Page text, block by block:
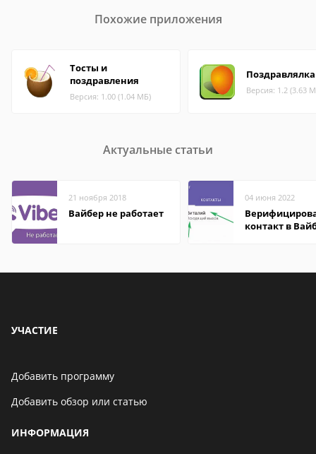
Похожие приложения
Тосты и
поздравления
Версия: 1.00 (1.04 МБ)
Поздравлялка
Версия: 1.2 (3.63
Актуальные статьи
21 ноября 2018
Вайбер не работает
04 июня 2022
контакт в
УЧАСТИЕ
Добавить программу
Добавить обзор или статью
ИНФОРМАЦИЯ